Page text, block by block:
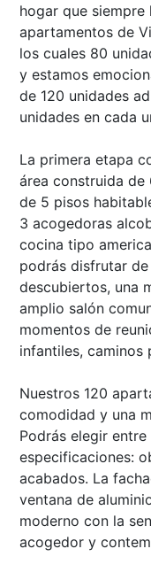
hogar que
apartamentos de
los cuales 80
y estamos
de 120 unidades
unidades en cada
La primera etapa
área construida
de 5 pisos
3 acogedoras
cocina tipo
podrás disfrutar
descubiertos, una
amplio salón
momentos de
infantiles, caminos
Nuestros 120
comodidad y una
Podrás elegir
especificaciones:
acabados. La
ventana de
moderno con la
acogedor y